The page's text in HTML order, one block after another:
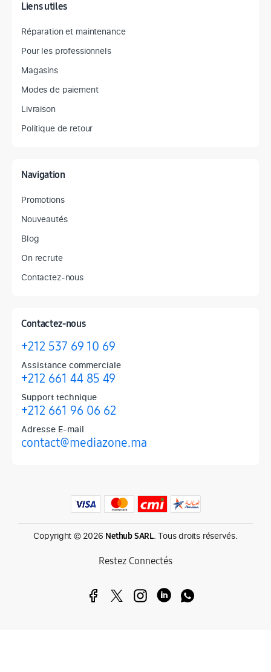
Liens utiles
Réparation et maintenance
Pour les professionnels
Magasins
Modes de paiement
Livraison
Politique de retour
Navigation
Promotions
Nouveautés
Blog
On recrute
Contactez-nous
Contactez-nous
+212 537 69 10 69
Assistance commerciale
+212 661 44 85 49
Support technique
+212 661 96 06 62
Adresse E-mail
contact@mediazone.ma
Produits phares chez Mediazone
Retrouvez chez Mediazone les références incontournables :
Copyright © 2026 Nethub SARL. Tous droits réservés.
Restez Connectés